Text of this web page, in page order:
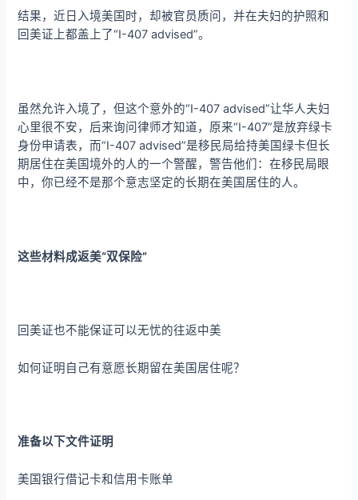
结果，近日入境美国时，却被官员质问，并在夫妇的护照和
回美证上都盖上了“I-407 advised”。
虽然允许入境了，但这个意外的“I-407 advised”让华人夫妇
心里很不安，后来询问律师才知道，原来“I-407”是放弃绿卡
身份申请表，而“I-407 advised”是移民局给持美国绿卡但长
期居住在美国境外的人的一个警醒，警告他们：在移民局眼
中，你已经不是那个意志坚定的长期在美国居住的人。
这些材料成返美“双保险”
回美证也不能保证可以无忧的往返中美
如何证明自己有意愿长期留在美国居住呢？
准备以下文件证明
美国银行借记卡和信用卡账单